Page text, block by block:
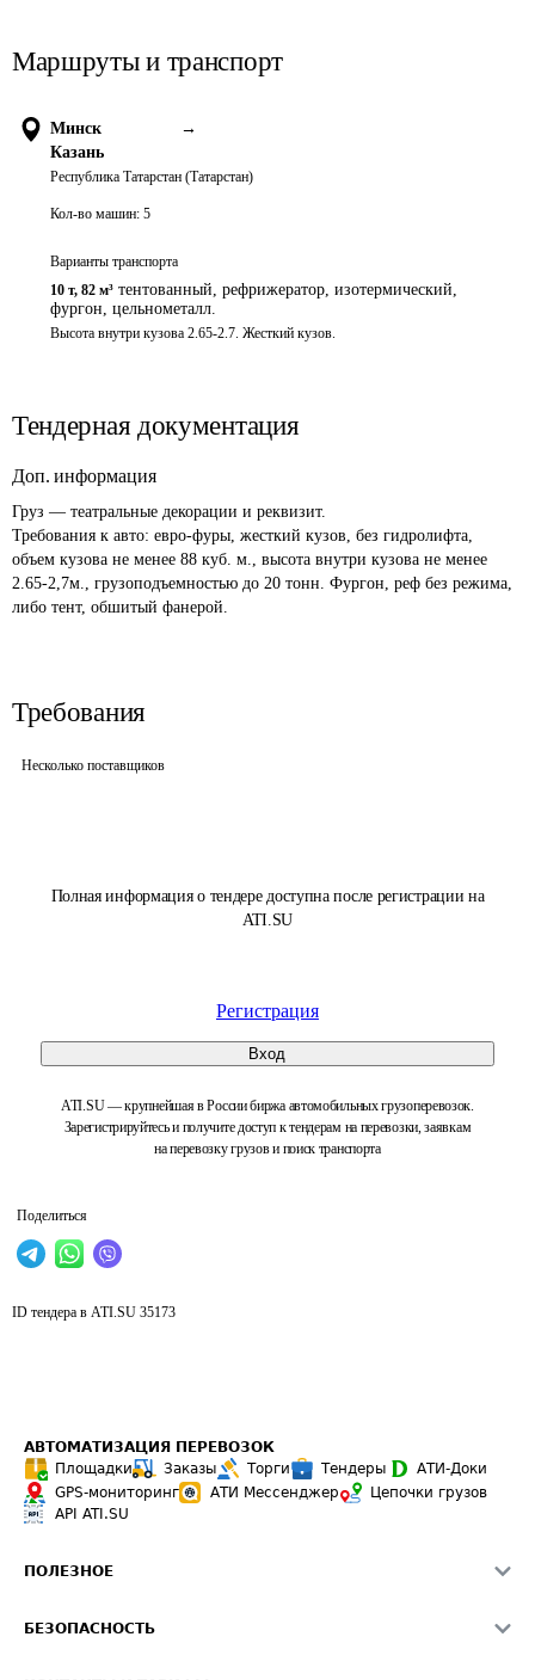
Полная информация о тендере доступна после регистрации на
ATI.SU
Регистрация
Вход
ATI.SU — крупнейшая в России биржа автомобильных грузоперевозок.
Зарегистрируйтесь и получите доступ к тендерам на перевозки, заявкам
на перевозку грузов и поиск транспорта
Поделиться
Маршруты и транспорт
Минск
→
Казань
Республика Татарстан (Татарстан)
Кол-во машин: 5
Варианты транспорта
10 т, 82 м³ тентованный, рефрижератор, изотермический,
фургон, цельнометалл.
Высота внутри кузова 2.65-2.7. Жесткий кузов.
Тендерная документация
Доп. информация
Груз — театральные декорации и реквизит.
Требования к авто: евро-фуры, жесткий кузов, без гидролифта,
объем кузова не менее 88 куб. м., высота внутри кузова не менее
2.65-2,7м., грузоподъемностью до 20 тонн. Фургон, реф без режима,
либо тент, обшитый фанерой.
Требования
Несколько поставщиков
ID тендера в ATI.SU 35173
АВТОМАТИЗАЦИЯ ПЕРЕВОЗОК
Площадки
Заказы Торги Тендеры
АТИ-Доки
GPS-мониторинг
АТИ Мессенджер
Цепочки грузов
API ATI.SU
ПОЛЕЗНОЕ
Звезды ATI.SU на вашем сайте
БЕЗОПАСНОСТЬ